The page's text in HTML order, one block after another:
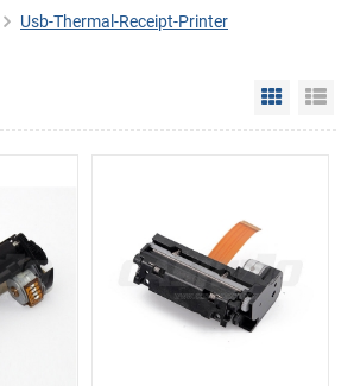
Usb-Thermal-Receipt-Printer
Grid